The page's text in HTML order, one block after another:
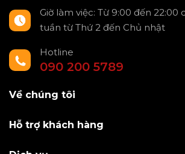
Giờ làm việc: Từ 9:00 đến 22:00
tuần từ Thứ 2 đến Chủ nhật
Hotline
090 200 5789
Về chúng tôi
Hỗ trợ khách hàng